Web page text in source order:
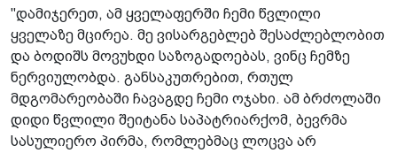
"დამიჯერეთ, ამ ყველაფერში ჩემი წვლილი
ყველაზე მცირეა. მე ვისარგებლებ შესაძლებლობით
და ბოდიშს მოვუხდი საზოგადოებას, ვინც ჩემზე
ნერვიულობდა. განსაკუთრებით, რთულ
მდგომარეობაში ჩავაგდე ჩემი ოჯახი. ამ ბრძოლაში
დიდი წვლილი შეიტანა საპატრიარქომ, ბევრმა
სასულიერო პირმა, რომლებმაც ლოცვა არ